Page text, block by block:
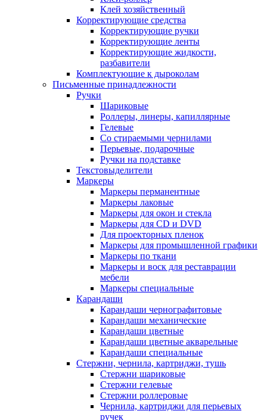
Клей хозяйственный
Корректирующие средства
Корректирующие ручки
Корректирующие ленты
Корректирующие жидкости,
разбавители
Комплектующие к дыроколам
Письменные принадлежности
Ручки
Шариковые
Роллеры, линеры, капиллярные
Гелевые
Со стираемыми чернилами
Перьевые, подарочные
Ручки на подставке
Текстовыделители
Маркеры
Маркеры перманентные
Маркеры лаковые
Маркеры для окон и стекла
Маркеры для CD и DVD
Для проекторных пленок
Маркеры для промышленной графики
Маркеры по ткани
Маркеры и воск для реставрации
мебели
Маркеры специальные
Карандаши
Карандаши чернографитовые
Карандаши механические
Карандаши цветные
Карандаши цветные акварельные
Карандаши специальные
Стержни, чернила, картриджи, тушь
Стержни шариковые
Стержни гелевые
Стержни роллеровые
Чернила, картриджи для перьевых
ручек